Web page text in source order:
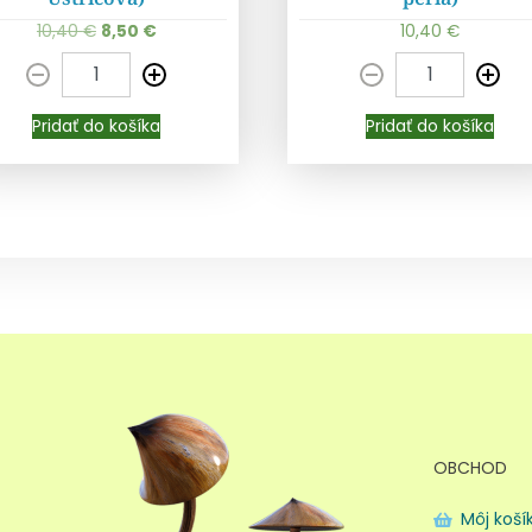
Pridať do košíka
10,40€ 8,50 €
Pridať do košíka
Pridať do košíka
10,40€
Pridať do košíka
OBCHOD
Môj